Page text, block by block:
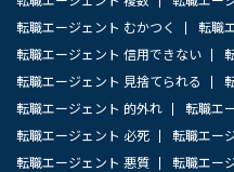
転職エージェント むかつく
転職
転職エージェント 信用できない
転職エージェント 見捨てられる
転職エージェント 的外れ
転職エ
転職エージェント 必死
転職エー
転職エージェント 悪質
転職エー